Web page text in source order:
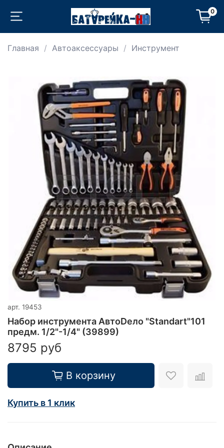
0
Главная Автоаксессуары Инструмент
арт. 19453
Набор инструмента АвтоDело "Standart"101
предм. 1/2"-1/4" (39899)
8795 руб
В корзину
Купить в 1 клик